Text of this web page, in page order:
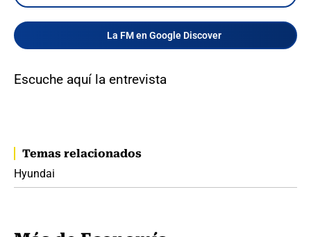
La FM en Google Discover
Escuche aquí la entrevista
Temas relacionados
Hyundai